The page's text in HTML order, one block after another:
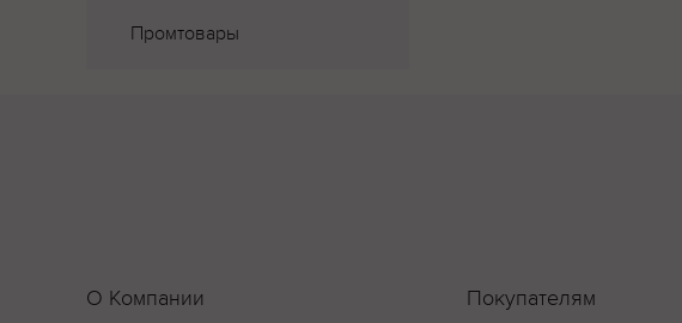
Промтовары
О Компании Покупателям